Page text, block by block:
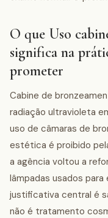
O que Uso
significa na
prometer
Cabine de
radiação ultravioleta
uso de câmaras de
estética é proibido
a agência voltou a
lâmpadas usados
justificativa central é
não é tratamento